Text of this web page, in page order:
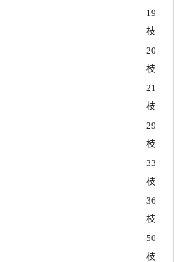
19
枝
20
枝
21
枝
29
枝
33
枝
36
枝
50
枝